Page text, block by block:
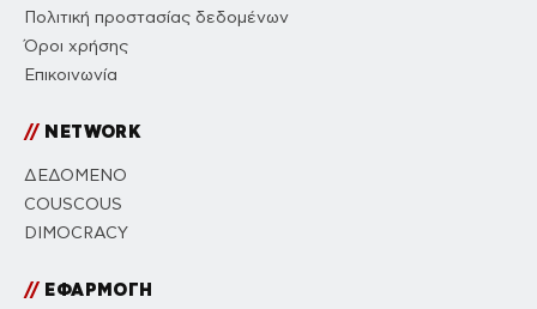
Πολιτική προστασίας δεδομένων
Όροι χρήσης
Επικοινωνία
//NETWORK
ΔΕΔΟΜΕΝΟ
COUSCOUS
DIMOCRACY
//ΕΦΑΡΜΟΓΗ